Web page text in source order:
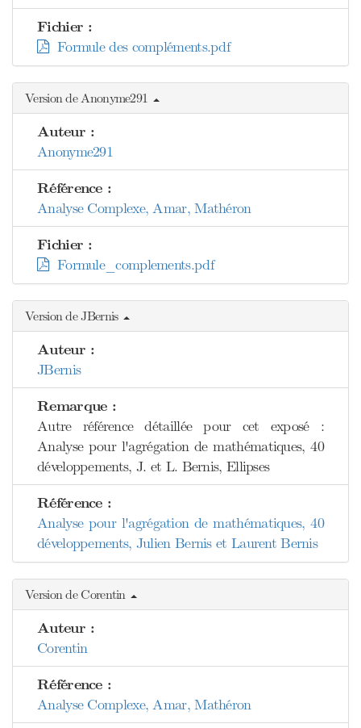
Fichier :
Formule des compléments.pdf
Version de Anonyme291
Auteur :
Anonyme291
Référence :
Analyse Complexe, Amar, Mathéron
Fichier :
Formule_complements.pdf
Version de JBernis
Auteur :
JBernis
Remarque :
Autre référence détaillée pour cet exposé :
Analyse pour l'agrégation de mathématiques, 40
développements, J. et L. Bernis, Ellipses
Référence :
Analyse pour l'agrégation de mathématiques, 40
développements, Julien Bernis et Laurent Bernis
Version de Corentin
Auteur :
Corentin
Référence :
Analyse Complexe, Amar, Mathéron